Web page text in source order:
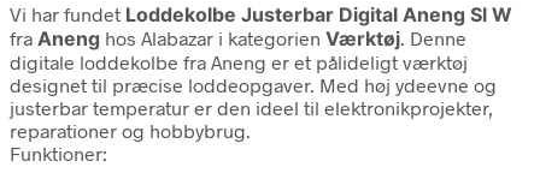
Vi har fundet Loddekolbe Justerbar Digital Aneng Sl W
fra Aneng hos Alabazar i kategorien Værktøj. Denne
digitale loddekolbe fra Aneng er et pålideligt værktøj
designet til præcise loddeopgaver. Med høj ydeevne og
justerbar temperatur er den ideel til elektronikprojekter,
reparationer og hobbybrug.
Funktioner: